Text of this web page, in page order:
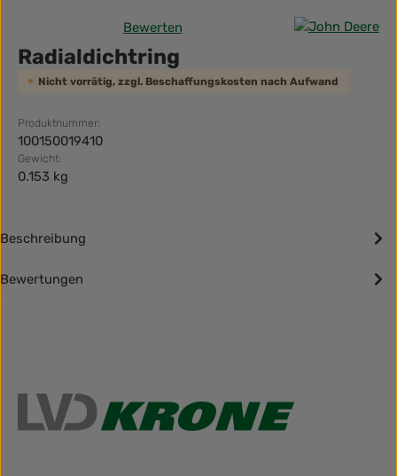
Durchschnittliche Bewertung von 0 von 5 Sternen
Bewerten
Radialdichtring
Nicht vorrätig, zzgl. Beschaffungskosten nach Aufwand
Produktnummer:
100150019410
Gewicht:
0.153 kg
Beschreibung
Bewertungen